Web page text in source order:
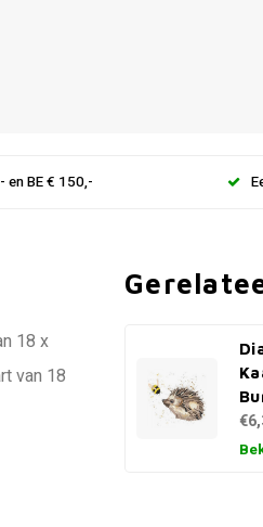
BE € 150,-
18 x
van 18